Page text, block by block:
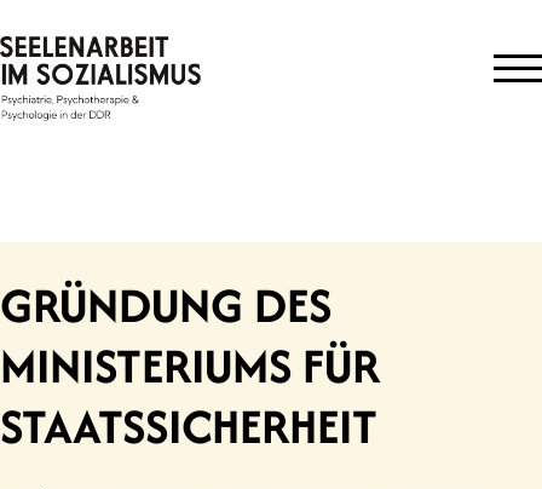
to
content
GRÜNDUNG DES
MINISTERIUMS FÜR
STAATSSICHERHEIT